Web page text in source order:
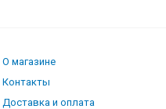
О магазине
Контакты
Доставка и оплата